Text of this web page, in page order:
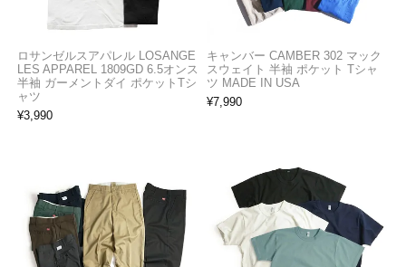
ロサンゼルスアパレル LOSANGE
LES APPAREL 1809GD 6.5オンス
半袖 ガーメントダイ ポケットTシ
ャツ
¥3,990
キャンバー CAMBER 302 マック
スウェイト 半袖 ポケット Tシャ
ツ MADE IN USA
¥7,990